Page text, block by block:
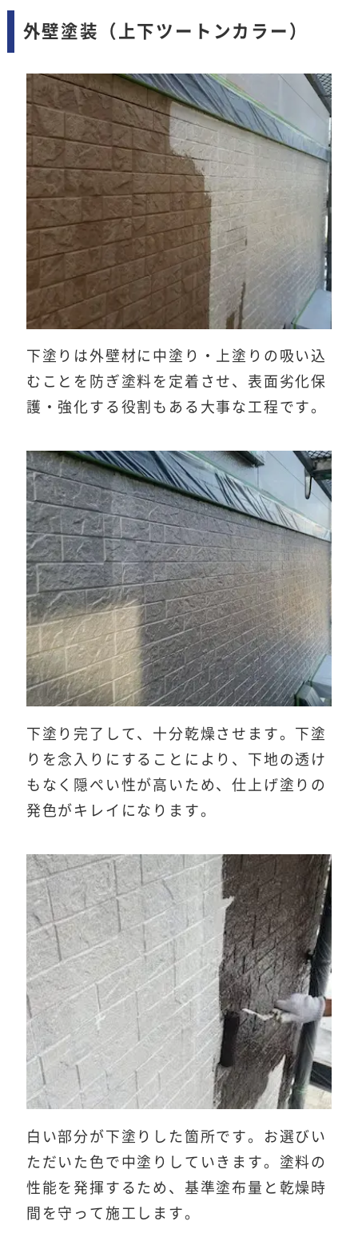
外壁塗装（上下ツートンカラー）
下塗りは外壁材に中塗り・上塗りの吸い込
むことを防ぎ塗料を定着させ、表面劣化保
護・強化する役割もある大事な工程です。
下塗り完了して、十分乾燥させます。下塗
りを念入りにすることにより、下地の透け
もなく隠ぺい性が高いため、仕上げ塗りの
発色がキレイになります。
白い部分が下塗りした箇所です。お選びい
ただいた色で中塗りしていきます。塗料の
性能を発揮するため、基準塗布量と乾燥時
間を守って施工します。